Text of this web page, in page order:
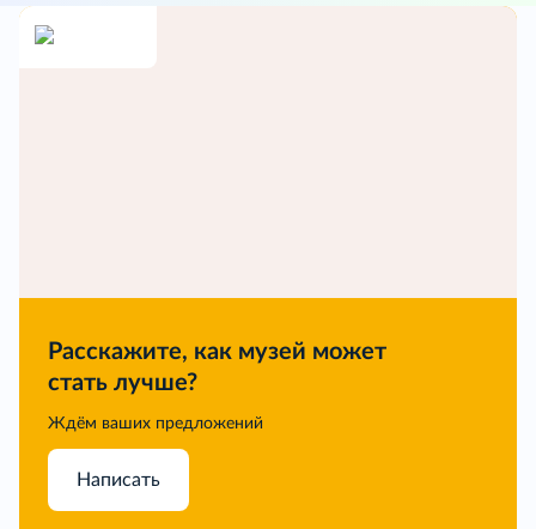
Расскажите, как музей может
стать лучше?
Ждём ваших предложений
Написать